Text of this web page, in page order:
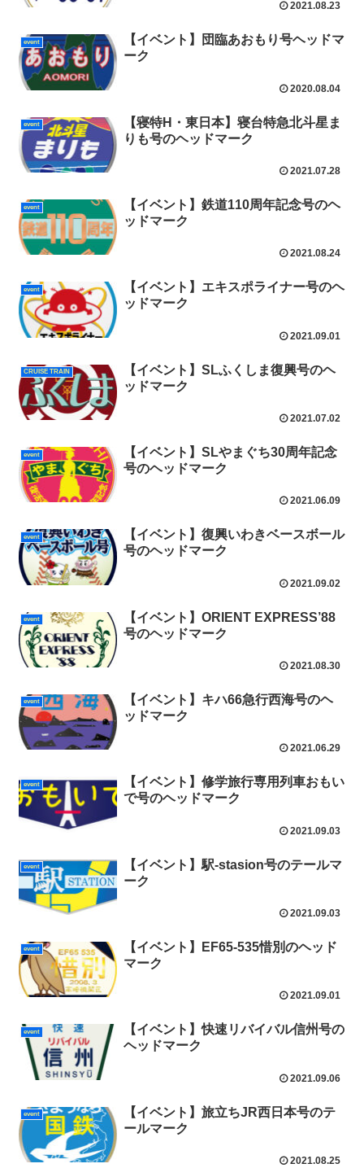
2021.08.23
event
【イベント】団臨あおもり号ヘッドマ
ーク
2020.08.04
event
【寝特H・東日本】寝台特急北斗星ま
りも号のヘッドマーク
2021.07.28
event
【イベント】鉄道110周年記念号のヘ
ッドマーク
2021.08.24
event
【イベント】エキスポライナー号のヘ
ッドマーク
2021.09.01
CRUISE TRAIN
【イベント】SLふくしま復興号のヘ
ッドマーク
2021.07.02
event
【イベント】SLやまぐち30周年記念
号のヘッドマーク
2021.06.09
event
【イベント】復興いわきベースボール
号のヘッドマーク
2021.09.02
event
【イベント】ORIENT EXPRESS’88
号のヘッドマーク
2021.08.30
event
【イベント】キハ66急行西海号のヘ
ッドマーク
2021.06.29
event
【イベント】修学旅行専用列車おもい
で号のヘッドマーク
2021.09.03
event
【イベント】駅-stasion号のテールマ
ーク
2021.09.03
event
【イベント】EF65-535惜別のヘッド
マーク
2021.09.01
event
【イベント】快速リバイバル信州号の
ヘッドマーク
2021.09.06
event
【イベント】旅立ちJR西日本号のテ
ールマーク
2021.08.25